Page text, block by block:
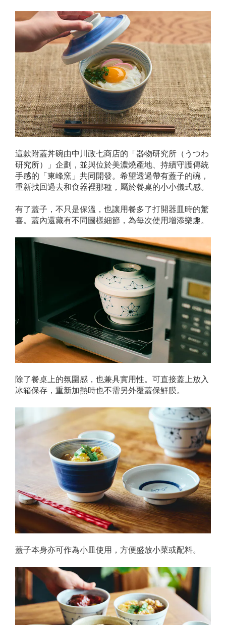
這款附蓋丼碗由中川政七商店的「器物研究所（うつわ
研究所）」企劃，並與位於美濃燒產地、持續守護傳統
手感的「東峰窯」共同開發。希望透過帶有蓋子的碗，
重新找回過去和食器裡那種，屬於餐桌的小小儀式感。
有了蓋子，不只是保溫，也讓用餐多了打開器皿時的驚
喜。蓋內還藏有不同圖樣細節，為每次使用增添樂趣。
除了餐桌上的氛圍感，也兼具實用性。可直接蓋上放入
冰箱保存，重新加熱時也不需另外覆蓋保鮮膜。
蓋子本身亦可作為小皿使用，方便盛放小菜或配料。